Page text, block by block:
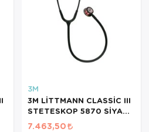
3M
3M LİTTMANN CLASSİC III
STETESKOP 5870 SİYAH
GÖKKUŞAĞI ÇAN
7.463,50